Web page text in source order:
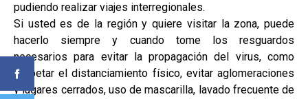
pudiendo realizar viajes interregionales.
Si usted es de la región y quiere visitar la zona, puede
hacerlo siempre y cuando tome los resguardos
necesarios para evitar la propagación del virus, como
respetar el distanciamiento físico, evitar aglomeraciones
y lugares cerrados, uso de mascarilla, lavado frecuente de